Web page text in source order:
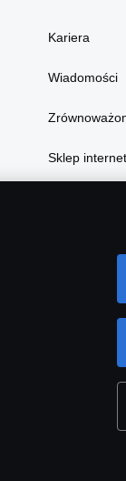
Kariera
Wiadomości
Sklep